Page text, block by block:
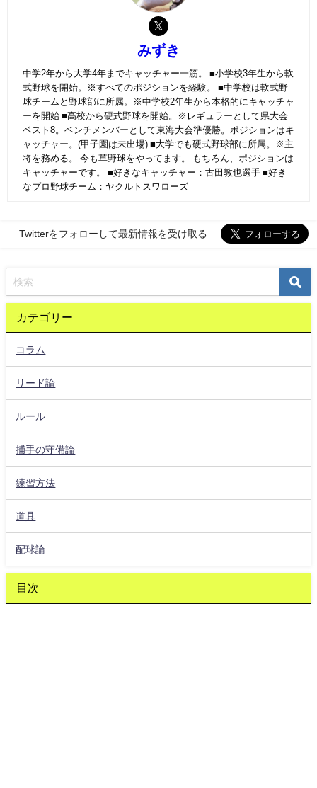
みずき
中学2年から大学4年までキャッチャー一筋。 ■小学校3年生から軟
式野球を開始。※すべてのポジションを経験。 ■中学校は軟式野
球チームと野球部に所属。※中学校2年生から本格的にキャッチャ
ーを開始 ■高校から硬式野球を開始。※レギュラーとして県大会
ベスト8。ベンチメンバーとして東海大会準優勝。ポジションはキ
ャッチャー。(甲子園は未出場) ■大学でも硬式野球部に所属。※主
将を務める。 今も草野球をやってます。 もちろん、ポジションは
キャッチャーです。 ■好きなキャッチャー：古田敦也選手 ■好き
なプロ野球チーム：ヤクルトスワローズ
Twitterをフォローして最新情報を受け取る
カテゴリー
コラム
リード論
ルール
捕手の守備論
練習方法
道具
配球論
目次